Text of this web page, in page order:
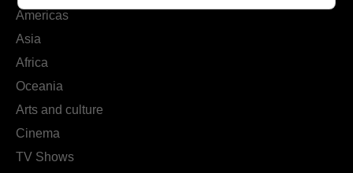
Americas
Asia
Africa
Oceania
Arts and culture
Cinema
TV Shows